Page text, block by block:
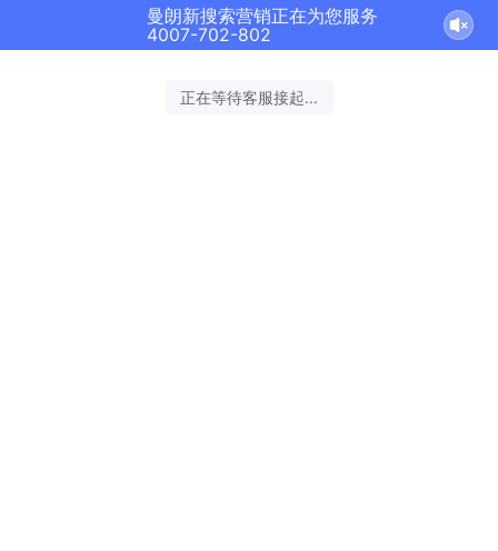
曼朗新搜索营销正在为您服务
4007-702-802
正在等待客服接起...